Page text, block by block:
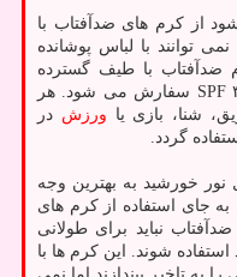
از کرم های ضدآفتاب با
توانند با لباس پوشانده
ضدآفتاب با طیف گسترده
(حفاظت UV-A و UV-B) با حداقل SPF ۳۰ سفارش می شود. هر
شنا، بازی یا ورزش در
گردد.
خورشید به بهترین وجه
به جای استفاده از کرم های
نباید برای طولانی
شوند. این کرم ها با